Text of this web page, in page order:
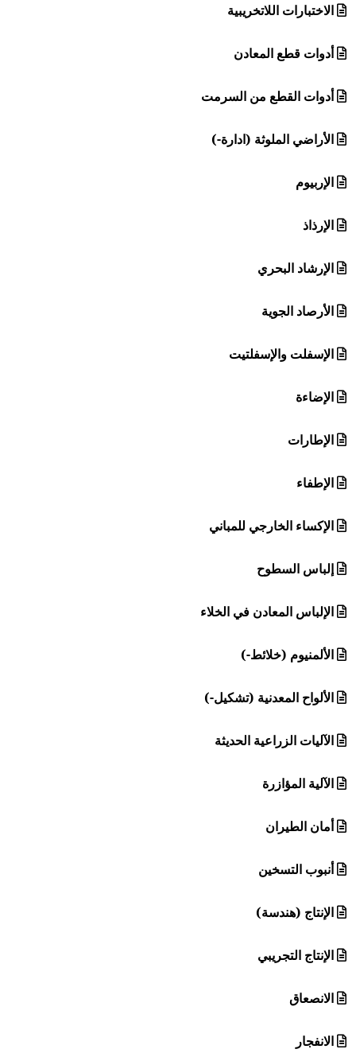
الاختبارات اللاتخريبية
أدوات قطع المعادن
أدوات القطع من السرمت
الأراضي الملوثة (ادارة-)
الإربيوم
الإرذاذ
الإرشاد البحري
الأرصاد الجوية
الإسفلت والإسفلتيت
الإضاءة
الإطارات
الإطفاء
الإكساء الخارجي للمباني
إلباس السطوح
الإلباس المعادن في الخلاء
الألمنيوم (خلائط-)
الألواح المعدنية (تشكيل-)
الآليات الزراعية الحديثة
الآلية المؤازرة
أمان الطيران
أنبوب التسخين
الإنتاج (هندسة)
الإنتاج التجريبي
الانصعاق
الانفجار